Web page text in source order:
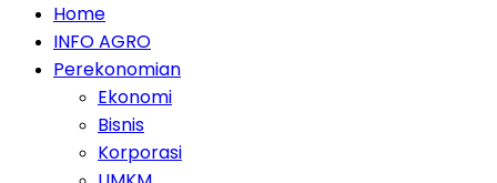
Home
INFO AGRO
Perekonomian
Ekonomi
Bisnis
Korporasi